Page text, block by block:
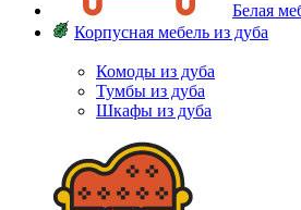
Белая
Корпусная мебель из дуба
Комоды из дуба
Тумбы из дуба
Шкафы из дуба